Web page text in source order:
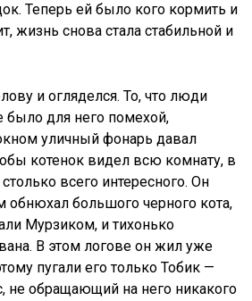
Теперь ей было кого кормить и
жизнь снова стала стабильной и
и огляделся. То, что люди
было для него помехой,
уличный фонарь давал
котенок видел всю комнату, в
всего интересного. Он
обнюхал большого черного кота,
Мурзиком, и тихонько
В этом логове он жил уже
пугали его только Тобик —
не обращающий на него никакого